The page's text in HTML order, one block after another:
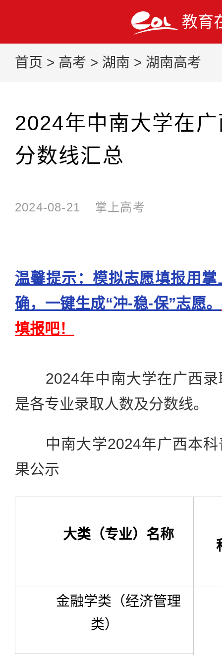
教育
首页 > 高考 > 湖南 > 湖南高考
2024年中南大学在
分数线汇总
2024-08-21 掌上高考
温馨提示：模拟志愿填报用
确，一键生成“冲-稳-保”志愿。
填报吧！
2024年中南大学在广西录
是各专业录取人数及分数线。
中南大学2024年广西本科
果公示
大类（专业）名称
金融学类（经济管理
类）